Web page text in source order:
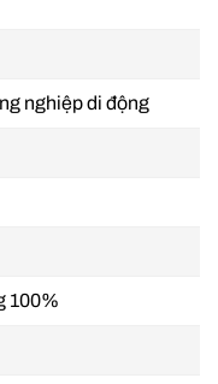
18.000 m3/h
mát công
SF18Y
kết hợp với quạt
không khí như
nghiệp di động
100%